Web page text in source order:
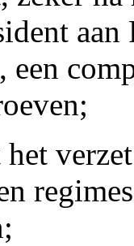
een
het